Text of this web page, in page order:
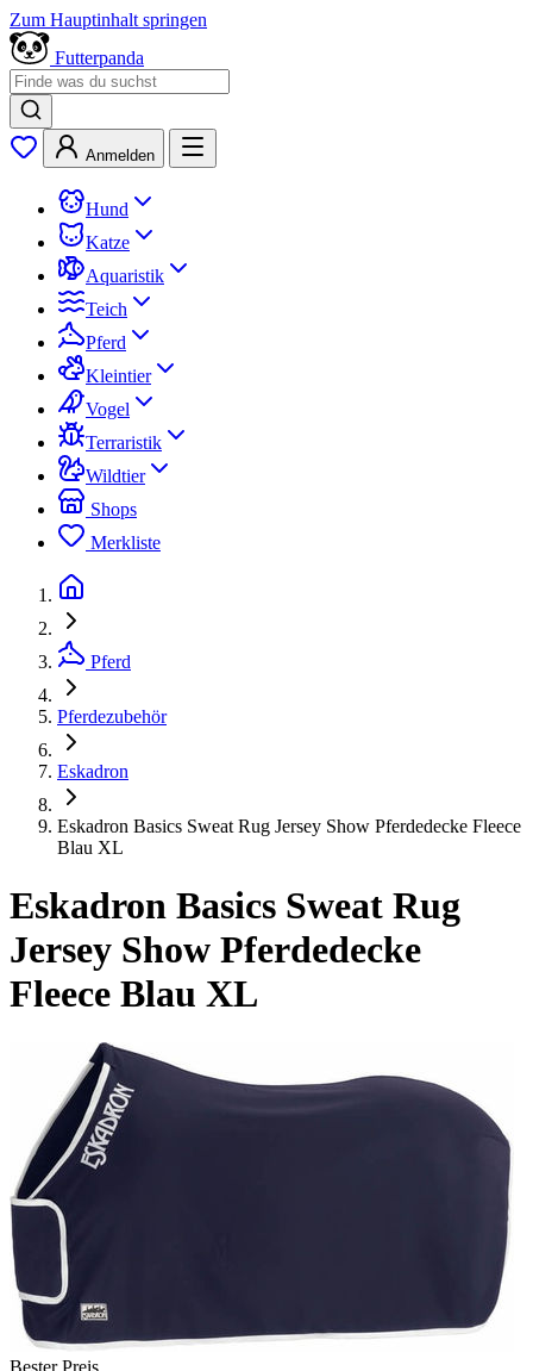
Zum Hauptinhalt springen
Futterpanda
Anmelden
Hund
Katze
Aquaristik
Teich
Pferd
Kleintier
Vogel
Terraristik
Wildtier
Shops
Merkliste
Pferd
Pferdezubehör
Eskadron
Eskadron Basics Sweat Rug Jersey Show Pferdedecke Fleece
Blau XL
Eskadron Basics Sweat Rug
Jersey Show Pferdedecke
Fleece Blau XL
Bester Preis